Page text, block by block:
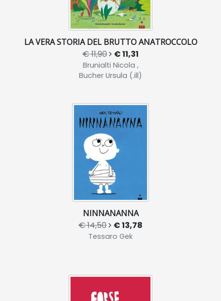
LA VERA STORIA DEL BRUTTO ANATROCCOLO
€ 11,90 € 11,31
Brunialti Nicola ,
Bucher Ursula (.ill)
NINNANANNA
€ 14,50 € 13,78
Tessaro Gek